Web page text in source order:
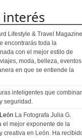
interés
Lifestyle & Travel Magazine
encontrarás toda la
con el mejor estilo de
moda, belleza,
en que se entiende la
inteligentes que
seguridad.
La Fotografa Julia G.
el mejor exponente de la
creativa en León. Ha